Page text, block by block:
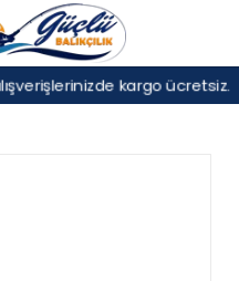
kargo ücretsiz.